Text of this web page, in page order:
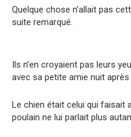
Quelque chose n’allait pas
suite remarqué.
Ils n’en croyaient pas leurs
avec sa petite amie nuit après
Le chien était celui qui faisait
poulain ne lui parlait plus